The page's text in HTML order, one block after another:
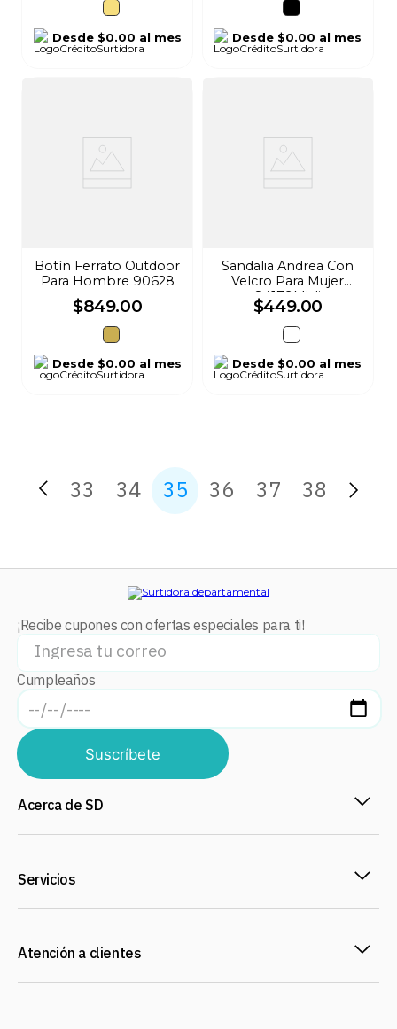
Desde$0.00 al mes Desde $0.00 al mes
Botín Ferrato Outdoor
Para Hombre 90628
$849.00
Desde$0.00 al mes
Sandalia Andrea Con
Velcro Para Mujer
84179Misli
$449.00
Desde $0.00 al mes
33 34 35 36 37 38
¡Recibe cupones con ofertas especiales para ti!
Cumpleaños
Suscríbete
Acerca de SD
Servicios
Atención a clientes